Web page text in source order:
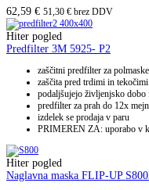
62,59 € 51,30 € brez DDV
Hiter pogled
Predfilter 3M 5925- P2
zaščitni predfilter za
zaščita pred trdimi in
podaljšujejo življenjsko
predfilter za prah do 12x
izdelek se prodaja v paru
PRIMEREN ZA: uporabo v
Hiter pogled
Naglavna maska FLIP-UP